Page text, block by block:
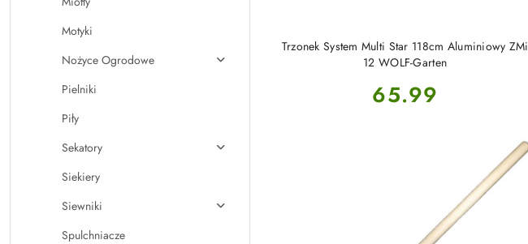
Motyki
Nożyce Ogrodowe
Pielniki
Piły
Sekatory
Siekiery
Siewniki
Spulchniacze
Trzonek System Multi Star 118cm Aluminiowy ZMi
12 WOLF-Garten
Cena:
65.99
DO KOSZYKA